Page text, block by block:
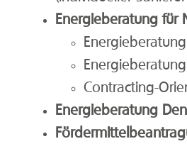
Energieberatung für
Contracting-
Energieberatung